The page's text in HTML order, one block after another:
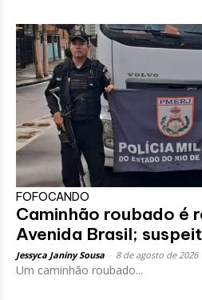
FOFOCANDO
Caminhão roubado é
Avenida Brasil;
Jessyca Janiny Sousa 8 de agosto de 2026
Um caminhão roubado...